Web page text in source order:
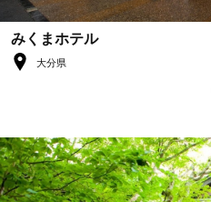
みくまホテル
大分県